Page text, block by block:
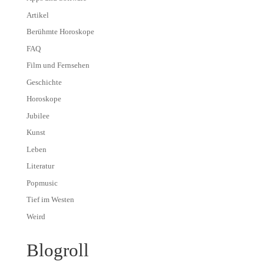
Artikel
Berühmte Horoskope
FAQ
Film und Fernsehen
Geschichte
Horoskope
Jubilee
Kunst
Leben
Literatur
Popmusic
Tief im Westen
Weird
Blogroll